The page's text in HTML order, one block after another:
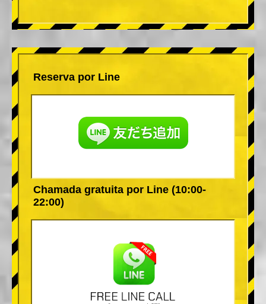
Reserva por Line
Chamada gratuita por Line (10:00-
22:00)